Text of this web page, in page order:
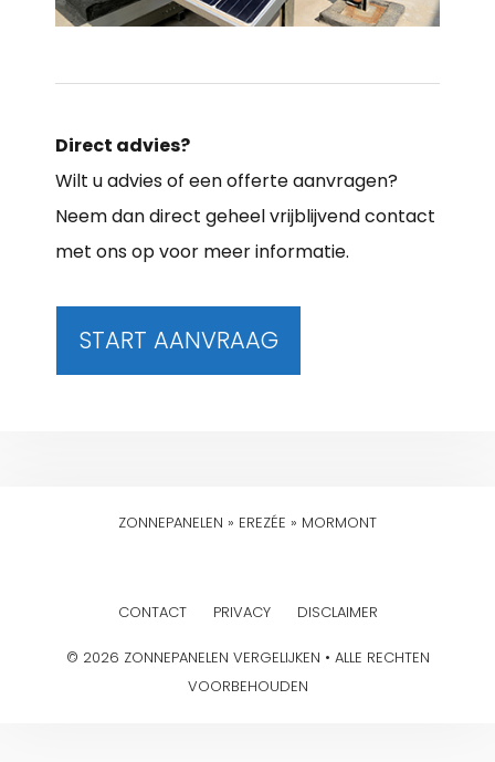
Direct advies?
Wilt u advies of een offerte aanvragen?
Neem dan direct geheel vrijblijvend contact
met ons op voor meer informatie.
START AANVRAAG
ZONNEPANELEN » EREZÉE » MORMONT
CONTACT PRIVACY DISCLAIMER
© 2026 ZONNEPANELEN VERGELIJKEN • ALLE RECHTEN
VOORBEHOUDEN